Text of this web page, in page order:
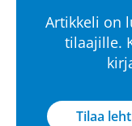
Artikkeli on
tilaajille.
Tilaa